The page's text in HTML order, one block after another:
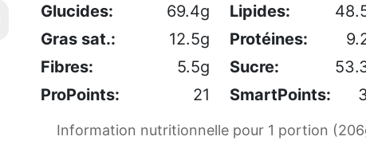
Glucides: 69.4g Lipides:
Gras sat.:
12.5g Protéines:
Fibres:
5.5g Sucre:
ProPoints:
21 SmartPoints:
Information nutritionnelle pour 1 portion